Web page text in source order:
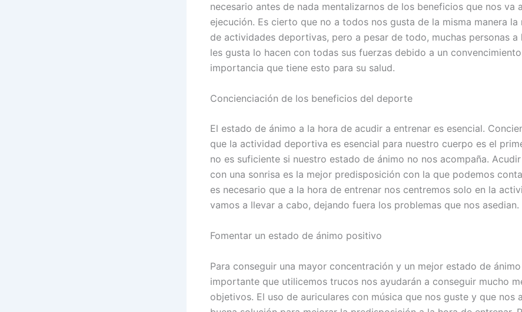
necesario antes de nada mentalizarnos de los beneficios que nos va
ejecución. Es cierto que no a todos nos gusta de la misma manera la
de actividades deportivas, pero a pesar de todo, muchas personas a
les gusta lo hacen con todas sus fuerzas debido a un
importancia que tiene esto para su salud.
Concienciación de los beneficios del deporte
El estado de ánimo a la hora de acudir a entrenar es esencial.
que la actividad deportiva es esencial para nuestro cuerpo es el
no es suficiente si nuestro estado de ánimo no nos acompaña.
con una sonrisa es la mejor predisposición con la que podemos
es necesario que a la hora de entrenar nos centremos solo en la
vamos a llevar a cabo, dejando fuera los problemas que nos asedian.
Fomentar un estado de ánimo positivo
Para conseguir una mayor concentración y un mejor estado de
importante que utilicemos trucos nos ayudarán a conseguir mucho
objetivos. El uso de auriculares con música que nos guste y que nos